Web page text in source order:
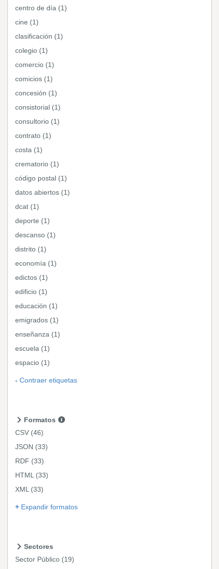
centro de día (1)
cine (1)
clasificación (1)
colegio (1)
comercio (1)
comicios (1)
concesión (1)
consistorial (1)
consultorio (1)
contrato (1)
costa (1)
crematorio (1)
código postal (1)
datos abiertos (1)
dcat (1)
deporte (1)
descanso (1)
distrito (1)
economía (1)
edictos (1)
edificio (1)
educación (1)
emigrados (1)
enseñanza (1)
escuela (1)
espacio (1)
Contraer etiquetas
Formatos
CSV (46)
JSON (33)
RDF (33)
HTML (33)
XML (33)
Expandir formatos
Sectores
Sector Público (19)